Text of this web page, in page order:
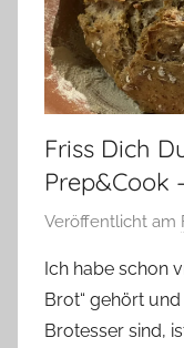
Friss Dich
Prep&Cook
Veröffentlicht am
Ich habe schon
Brot“ gehört
Brotesser sind,